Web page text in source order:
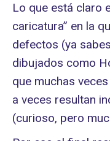
Lo que está claro
caricatura” en la
defectos (ya
dibujados como
que muchas
a veces resultan
(curioso, pero